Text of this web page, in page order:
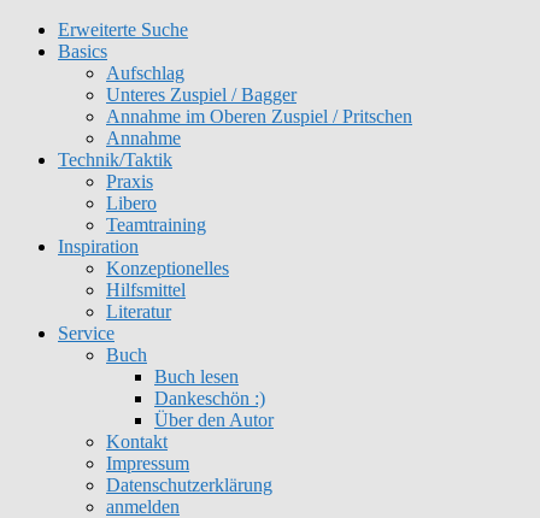
Erweiterte Suche
Basics
Aufschlag
Unteres Zuspiel / Bagger
Annahme im Oberen Zuspiel / Pritschen
Annahme
Technik/Taktik
Praxis
Libero
Teamtraining
Inspiration
Konzeptionelles
Hilfsmittel
Literatur
Service
Buch
Buch lesen
Dankeschön :)
Über den Autor
Kontakt
Impressum
Datenschutzerklärung
anmelden
Get 30% off your first purchase